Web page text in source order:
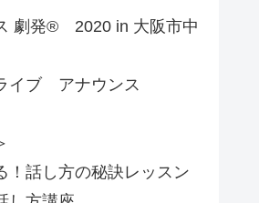
劇発®︎ 2020 in 大阪市中
イブ アナウンス
！話し方の秘訣レッスン